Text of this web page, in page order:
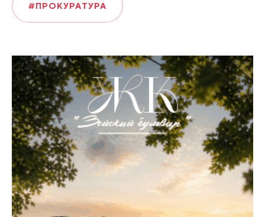
#ПРОКУРАТУРА